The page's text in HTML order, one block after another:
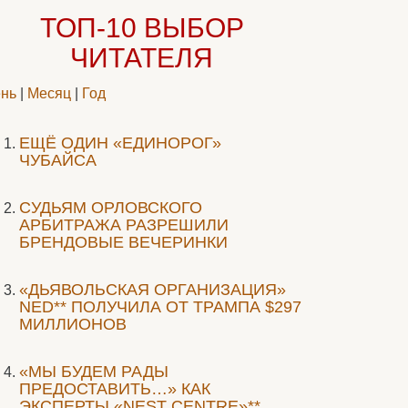
ТОП-10 ВЫБОР
ЧИТАТЕЛЯ
Месяц Год
ЕЩЁ ОДИН «ЕДИНОРОГ»
ЧУБАЙСА
CУДЬЯМ ОРЛОВСКОГО
АРБИТРАЖА РАЗРЕШИЛИ
БРЕНДОВЫЕ ВЕЧЕРИНКИ
«ДЬЯВОЛЬСКАЯ ОРГАНИЗАЦИЯ»
NED** ПОЛУЧИЛА ОТ ТРАМПА $297
МИЛЛИОНОВ
«МЫ БУДЕМ РАДЫ
ПРЕДОСТАВИТЬ…» КАК